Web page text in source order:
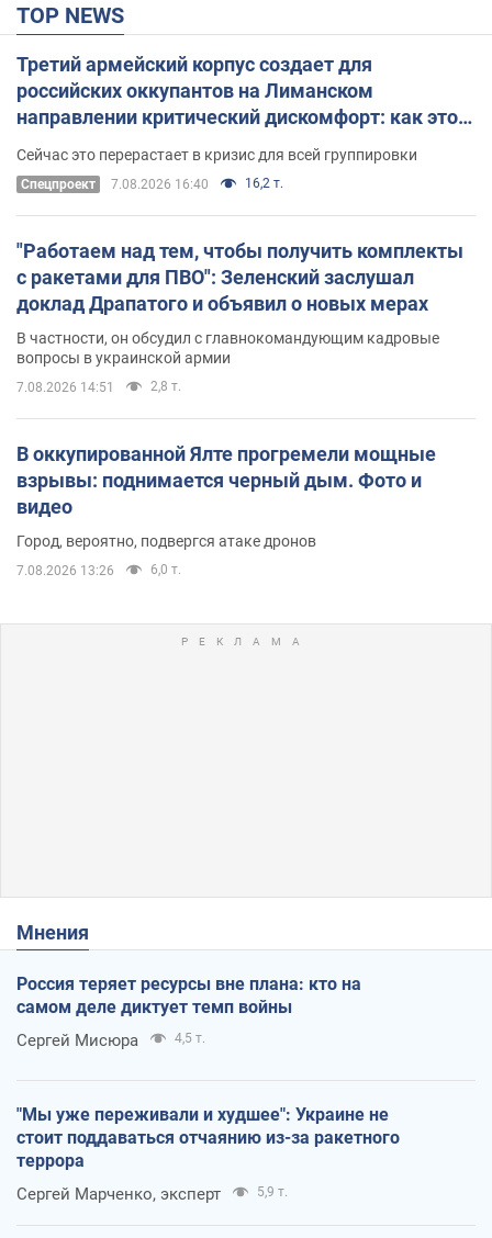
TOP NEWS
Третий армейский корпус создает для
российских оккупантов на Лиманском
направлении критический дискомфорт: как это
удалось
Сейчас это перерастает в кризис для всей группировки
Спецпроект 7.08.2026 16:40 16,2 т.
"Работаем над тем, чтобы получить комплекты
с ракетами для ПВО": Зеленский заслушал
доклад Драпатого и объявил о новых мерах
В частности, он обсудил с главнокомандующим кадровые
вопросы в украинской армии
7.08.2026 14:51 2,8 т.
В оккупированной Ялте прогремели мощные
взрывы: поднимается черный дым. Фото и
видео
Город, вероятно, подвергся атаке дронов
7.08.2026 13:26 6,0 т.
Мнения
Россия теряет ресурсы вне плана: кто на
самом деле диктует темп войны
Сергей Мисюра 4,5 т.
"Мы уже переживали и худшее": Украине не
стоит поддаваться отчаянию из-за ракетного
террора
Сергей Марченко, эксперт 5,9 т.